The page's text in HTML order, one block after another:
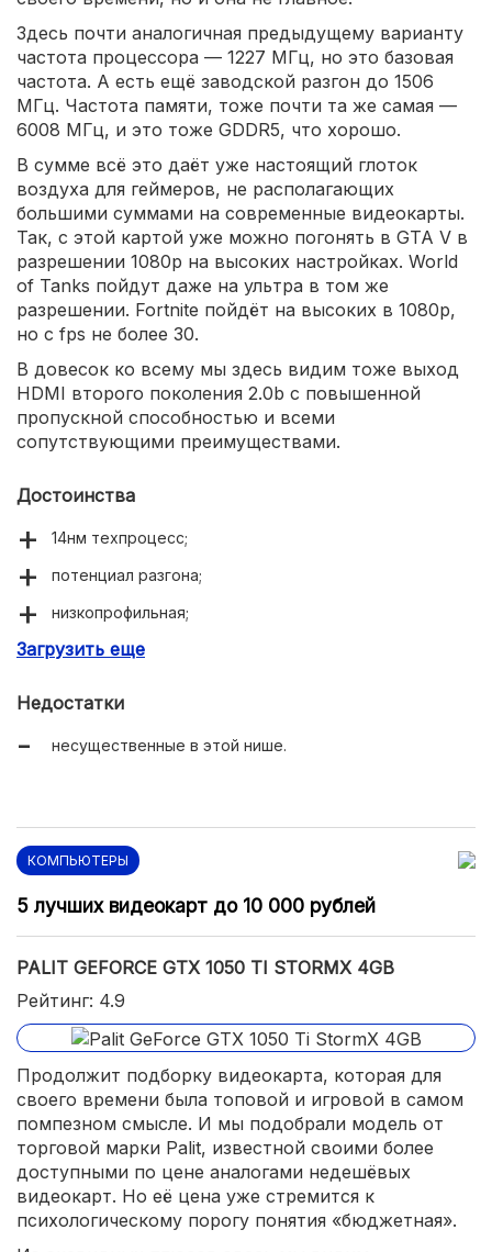
Здесь почти аналогичная предыдущему варианту
частота процессора — 1227 МГц, но это базовая
частота. А есть ещё заводской разгон до 1506
МГц. Частота памяти, тоже почти та же самая —
6008 МГц, и это тоже GDDR5, что хорошо.
В сумме всё это даёт уже настоящий глоток
воздуха для геймеров, не располагающих
большими суммами на современные видеокарты.
Так, с этой картой уже можно погонять в GTA V в
разрешении 1080p на высоких настройках. World
of Tanks пойдут даже на ультра в том же
разрешении. Fortnite пойдёт на высоких в 1080p,
но с fps не более 30.
В довесок ко всему мы здесь видим тоже выход
HDMI второго поколения 2.0b с повышенной
пропускной способностью и всеми
сопутствующими преимуществами.
Достоинства
14нм техпроцесс;
потенциал разгона;
низкопрофильная;
умеренное энергопотребление;
Загрузить еще
Недостатки
несущественные в этой нише.
КОМПЬЮТЕРЫ
5 лучших видеокарт до 10 000 рублей
PALIT GEFORCE GTX 1050 TI STORMX 4GB
Рейтинг: 4.9
Продолжит подборку видеокарта, которая для
своего времени была топовой и игровой в самом
помпезном смысле. И мы подобрали модель от
торговой марки Palit, известной своими более
доступными по цене аналогами недешёвых
видеокарт. Но её цена уже стремится к
психологическому порогу понятия «бюджетная».